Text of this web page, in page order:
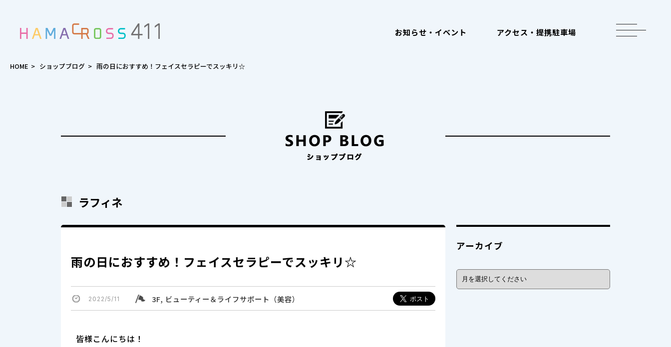
お知らせ・イベント アクセス・提携駐車場
navigation
HOME > ショップブログ > 雨の日におすすめ！フェイスセラピーでスッキリ☆
ラフィネ
雨の日におすすめ！フェイスセラピーでスッキリ☆
2022/5/11 3F, ビューティー＆ライフサポート（美容）
皆様こんにちは！
アーカイブ